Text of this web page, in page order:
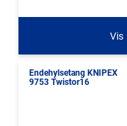
Vis
Endehylsetang KNIPEX
9753 Twistor16